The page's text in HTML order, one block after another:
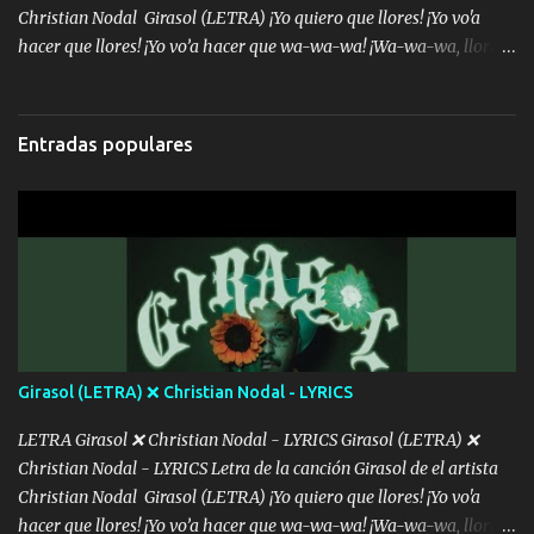
Christian Nodal Girasol (LETRA) ¡Yo quiero que llores! ¡Yo vo'a
hacer que llores! ¡Yo vo’a hacer que wa-wa-wa! ¡Wa-wa-wa, llores!
cada que intentas cantar Cada que intentas rapear, cada que
intentas rimar Pobre payaso que usa a todo el mundo pa' conectar
con la gente Dices "Latino Gang" pero pisas a to'a tu gente Pa’ dar
menos se prudente Hoy me sabe a mierda, traigo un Balvin en los
dientes Por falta de empatía le toca ser resiliente ¿Acaso eres
consciente de los followers que mueves? Parcerito, abre los ojos y
ve el poder que tienes Otro chiste malo son los nombres de tus
álbum's "José, vibras colores con la energía del diablo " ¿Si ...
Entradas populares
Girasol (LETRA) ❌ Christian Nodal - LYRICS
LETRA Girasol ❌ Christian Nodal - LYRICS Girasol (LETRA) ❌
Christian Nodal - LYRICS Letra de la canción Girasol de el artista
Christian Nodal Girasol (LETRA) ¡Yo quiero que llores! ¡Yo vo'a
hacer que llores! ¡Yo vo’a hacer que wa-wa-wa! ¡Wa-wa-wa, llores!